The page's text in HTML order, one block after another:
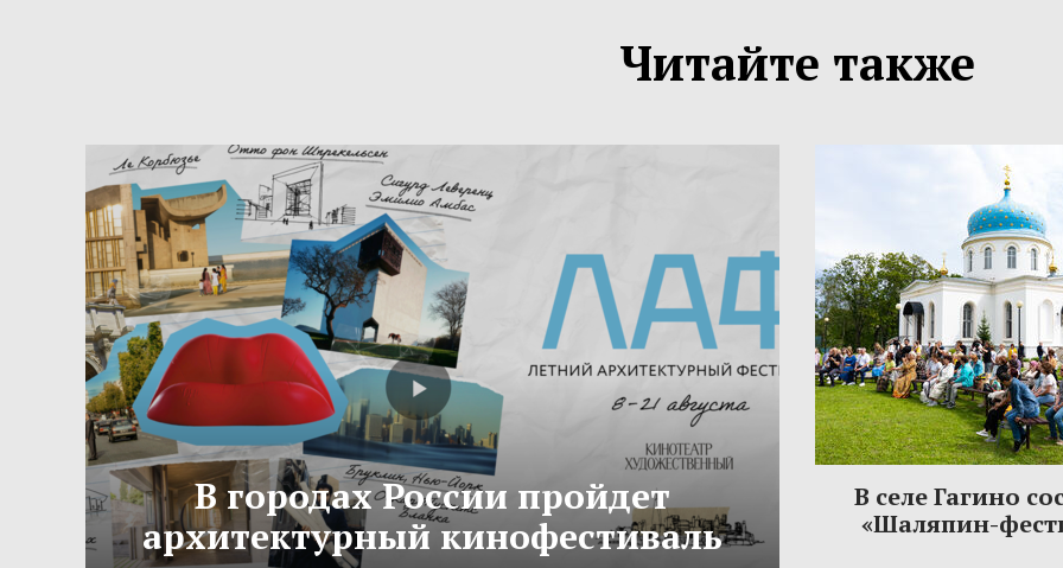
Читайте также
В городах России пройдет
архитектурный кинофестиваль
В селе Гагино
«Шаляпин-